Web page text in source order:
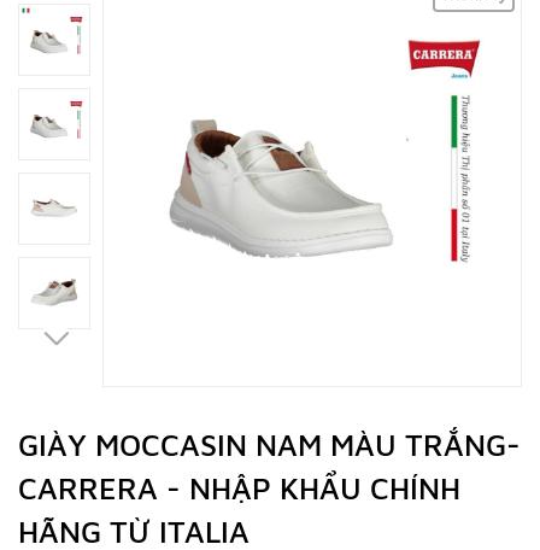
GIÀY MOCCASIN NAM MÀU TRẮNG-
CARRERA - NHẬP KHẨU CHÍNH
HÃNG TỪ ITALIA